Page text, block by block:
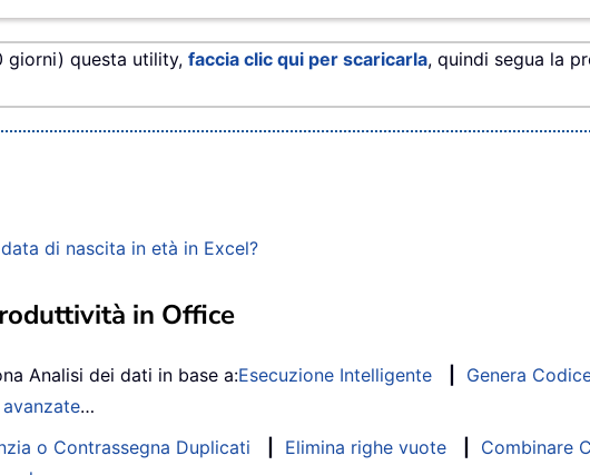
giorni) questa utility, faccia clic qui per scaricarla, quindi segua la
di nascita in età in Excel?
in Office
Analisi dei dati in base a:Esecuzione Intelligente Genera
avanzate…
o Contrassegna Duplicati Elimina righe vuote Combinare